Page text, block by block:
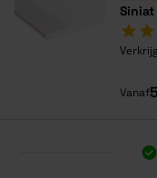
Siniat
Vanaf